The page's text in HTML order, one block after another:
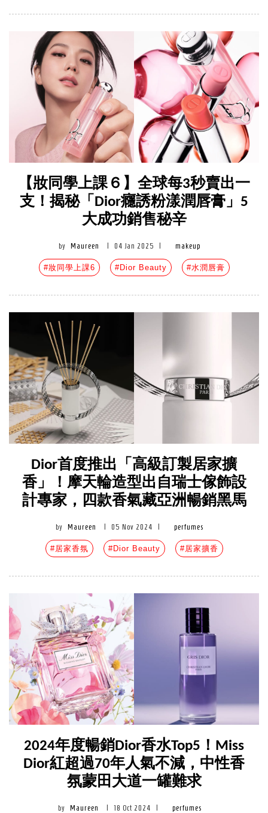
【妝同學上課６】全球每3秒賣出一
支！揭秘「Dior癮誘粉漾潤唇膏」5
大成功銷售秘辛
by Maureen 04 Jan 2025 makeup
#妝同學上課6 #Dior Beauty #水潤唇膏
Dior首度推出「高級訂製居家擴
香」！摩天輪造型出自瑞士傢飾設
計專家，四款香氣藏亞洲暢銷黑馬
by Maureen 05 Nov 2024 perfumes
#居家香氛 #Dior Beauty #居家擴香
2024年度暢銷Dior香水Top5！Miss
Dior紅超過70年人氣不減，中性香
氛蒙田大道一罐難求
by Maureen 18 Oct 2024 perfumes